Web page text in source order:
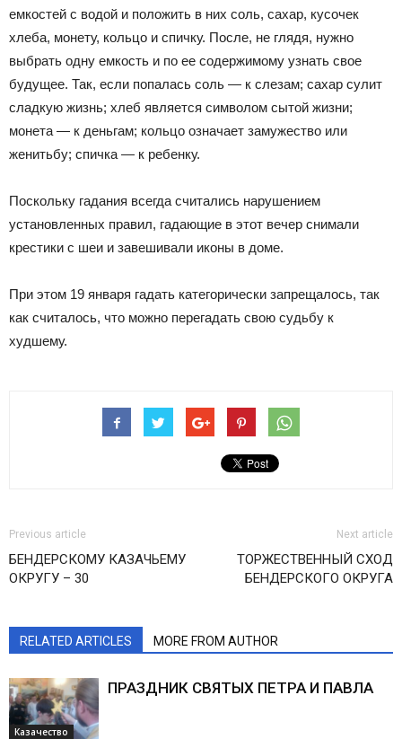
емкостей с водой и положить в них соль, сахар, кусочек
хлеба, монету, кольцо и спичку. После, не глядя, нужно
выбрать одну емкость и по ее содержимому узнать свое
будущее. Так, если попалась соль — к слезам; сахар сулит
сладкую жизнь; хлеб является символом сытой жизни;
монета — к деньгам; кольцо означает замужество или
женитьбу; спичка — к ребенку.
Поскольку гадания всегда считались нарушением
установленных правил, гадающие в этот вечер снимали
крестики с шеи и завешивали иконы в доме.
При этом 19 января гадать категорически запрещалось, так
как считалось, что можно перегадать свою судьбу к
худшему.
Previous article
БЕНДЕРСКОМУ КАЗАЧЬЕМУ
ОКРУГУ – 30
Next article
ТОРЖЕСТВЕННЫЙ СХОД
БЕНДЕРСКОГО ОКРУГА
RELATED ARTICLES MORE FROM AUTHOR
Казачество
ПРАЗДНИК СВЯТЫХ ПЕТРА И ПАВЛА